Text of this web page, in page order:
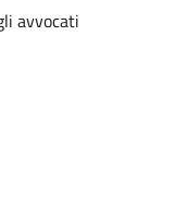
avvocati